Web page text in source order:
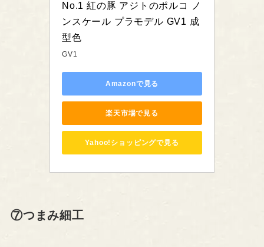
No.1 紅の豚 アジトのポルコ ノ
ンスケール プラモデル GV1 成
型色
GV1
Amazonで見る
楽天市場で見る
Yahoo!ショッピングで見る
⑦つまみ細工